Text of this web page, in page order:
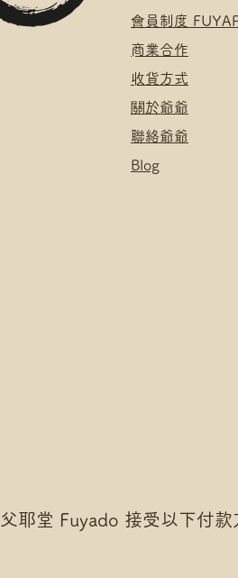
會員制度
​商業合作
​收貨方式
關於爺爺
聯絡爺爺
Blog
父耶堂 Fuyado 接受以下付款